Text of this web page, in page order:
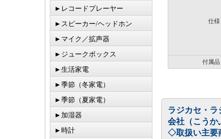
►レコードプレーヤー
►スピーカー/ヘッドホン
►マイク／拡声器
►ジュークボックス
►生活家電
►季節（冬家電）
►季節（夏家電）
►加湿器
►時計
仕様
付属品
ラジカセ・ラ
会社（こうか
◇取扱い主要